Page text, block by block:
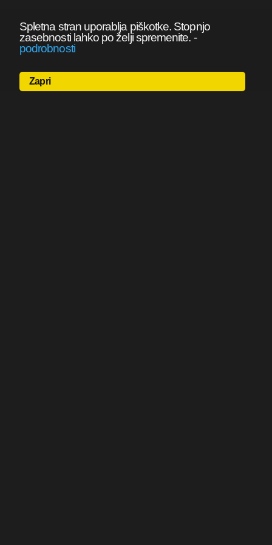
Spletna stran uporablja piškotke. Stopnjo
zasebnosti lahko po želji spremenite. -
podrobnosti
Zapri